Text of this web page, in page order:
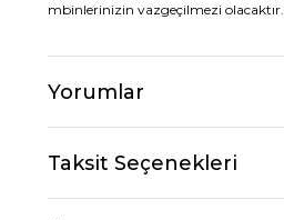
mbinlerinizin vazgeçilmezi olacaktır.
Yorumlar
Taksit Seçenekleri